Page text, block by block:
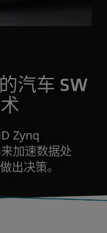
汽车 SW
Zynq
加速数据处
出决策。